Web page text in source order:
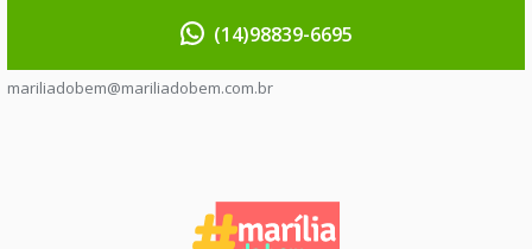
(14)98839-6695
mariliadobem@mariliadobem.com.br